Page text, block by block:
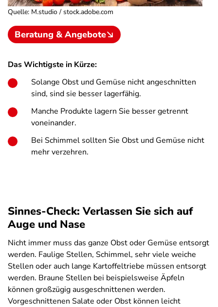
Quelle: M.studio / stock.adobe.com
Beratung & Angebote
Das Wichtigste in Kürze:
Solange Obst und Gemüse nicht angeschnitten
sind, sind sie besser lagerfähig.
Manche Produkte lagern Sie besser getrennt
voneinander.
Bei Schimmel sollten Sie Obst und Gemüse nicht
mehr verzehren.
Sinnes-Check: Verlassen Sie sich auf
Auge und Nase
Nicht immer muss das ganze Obst oder Gemüse entsorgt
werden. Faulige Stellen, Schimmel, sehr viele weiche
Stellen oder auch lange Kartoffeltriebe müssen entsorgt
werden. Braune Stellen bei beispielsweise Äpfeln
können großzügig ausgeschnittenen werden.
Vorgeschnittenen Salate oder Obst können leicht